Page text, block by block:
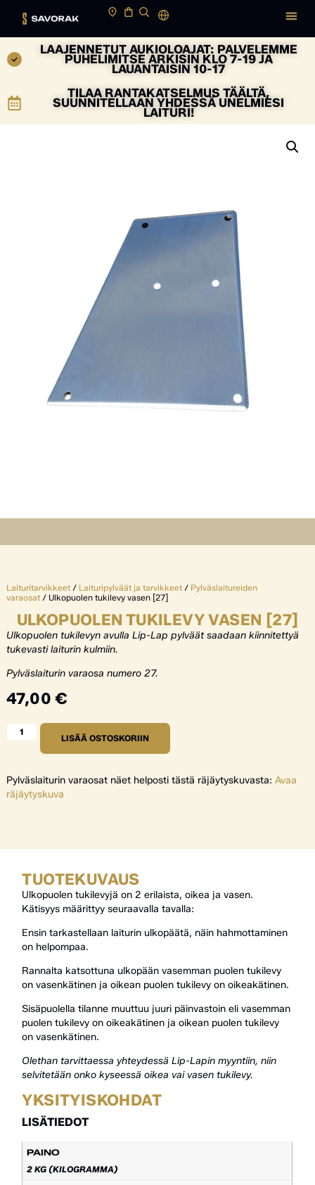
LAAJENNETUT AUKIOLOAJAT: PALVELEMME
PUHELIMITSE ARKISIN KLO 7-19 JA
LAUANTAISIN 10-17
TILAA RANTAKATSELMUS TÄÄLTÄ,
SUUNNITELLAAN YHDESSÄ UNELMIESI
LAITURI!
Laituritarvikkeet/ Laituripylväät ja tarvikkeet/ Pylväslaitureiden
varaosat/ Ulkopuolen tukilevy vasen [27]
ULKOPUOLEN TUKILEVY VASEN [27]
Ulkopuolen tukilevyn avulla Lip-Lap pylväät saadaan kiinnitettyä
tukevasti laiturin kulmiin.
Pylväslaiturin varaosa numero 27.
47,00€
LISÄÄ OSTOSKORIIN
Pylväslaiturin varaosat näet helposti tästä räjäytyskuvasta: Avaa
räjäytyskuva
TUOTEKUVAUS
Ulkopuolen tukilevyjä on 2 erilaista, oikea ja vasen.
Kätisyys määrittyy seuraavalla tavalla:
Ensin tarkastellaan laiturin ulkopäätä, näin hahmottaminen
on helpompaa.
Rannalta katsottuna ulkopään vasemman puolen tukilevy
on vasenkätinen ja oikean puolen tukilevy on oikeakätinen.
Sisäpuolella tilanne muuttuu juuri päinvastoin eli vasemman
puolen tukilevy on oikeakätinen ja oikean puolen tukilevy
on vasenkätinen.
Olethan tarvittaessa yhteydessä Lip-Lapin myyntiin, niin
selvitetään onko kyseessä oikea vai vasen tukilevy.
YKSITYISKOHDAT
LISÄTIEDOT
PAINO
2 KG (KILOGRAMMA)